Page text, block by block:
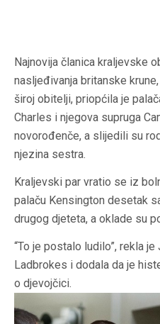
Najnovija članica kraljevske
nasljeđivanja britanske
široj obitelji, priopćila je
Charles i njegova supruga
novorođenče, a slijedili su
njezina sestra.
Kraljevski par vratio se iz
palaču Kensington desetak
drugog djeteta, a oklade su
“To je postalo ludilo”, rekla
Ladbrokes i dodala da je
o djevojčici.